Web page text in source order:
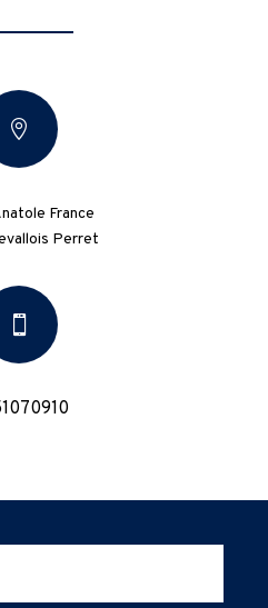

France
Perret
